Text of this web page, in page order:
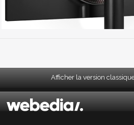
Afficher la version